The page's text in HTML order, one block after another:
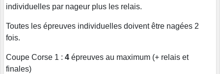
individuelles par nageur plus les relais.
Toutes les épreuves individuelles doivent être nagées 2
fois.
Coupe Corse 1 : 4 épreuves au maximum (+ relais et
finales)